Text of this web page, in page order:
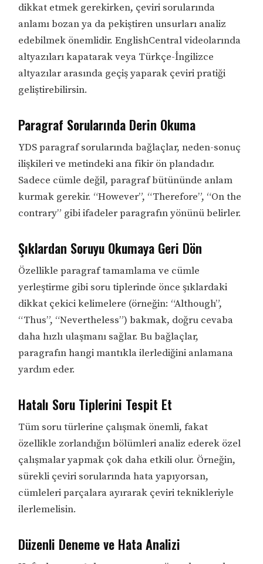
dikkat etmek gerekirken, çeviri sorularında
anlamı bozan ya da pekiştiren unsurları analiz
edebilmek önemlidir. EnglishCentral videolarında
altyazıları kapatarak veya Türkçe-İngilizce
altyazılar arasında geçiş yaparak çeviri pratiği
geliştirebilirsin.
Paragraf Sorularında Derin Okuma
YDS paragraf sorularında bağlaçlar, neden-sonuç
ilişkileri ve metindeki ana fikir ön plandadır.
Sadece cümle değil, paragraf bütününde anlam
kurmak gerekir. “However”, “Therefore”, “On the
contrary” gibi ifadeler paragrafın yönünü belirler.
Şıklardan Soruyu Okumaya Geri Dön
Özellikle paragraf tamamlama ve cümle
yerleştirme gibi soru tiplerinde önce şıklardaki
dikkat çekici kelimelere (örneğin: “Although”,
“Thus”, “Nevertheless”) bakmak, doğru cevaba
daha hızlı ulaşmanı sağlar. Bu bağlaçlar,
paragrafın hangi mantıkla ilerlediğini anlamana
yardım eder.
Hatalı Soru Tiplerini Tespit Et
Tüm soru türlerine çalışmak önemli, fakat
özellikle zorlandığın bölümleri analiz ederek özel
çalışmalar yapmak çok daha etkili olur. Örneğin,
sürekli çeviri sorularında hata yapıyorsan,
cümleleri parçalara ayırarak çeviri teknikleriyle
ilerlemelisin.
Düzenli Deneme ve Hata Analizi